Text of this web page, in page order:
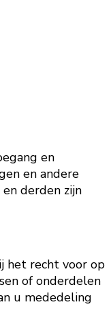
en
en andere
derden zijn
het recht voor op
of onderdelen
u mededeling